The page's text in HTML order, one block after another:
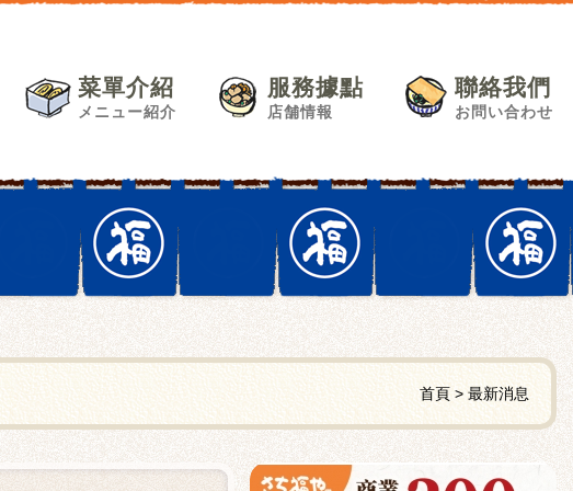
菜單介紹
メニュー紹介
服務據點
店舗情報
聯絡我們
お問い合わせ
首頁 最新消息